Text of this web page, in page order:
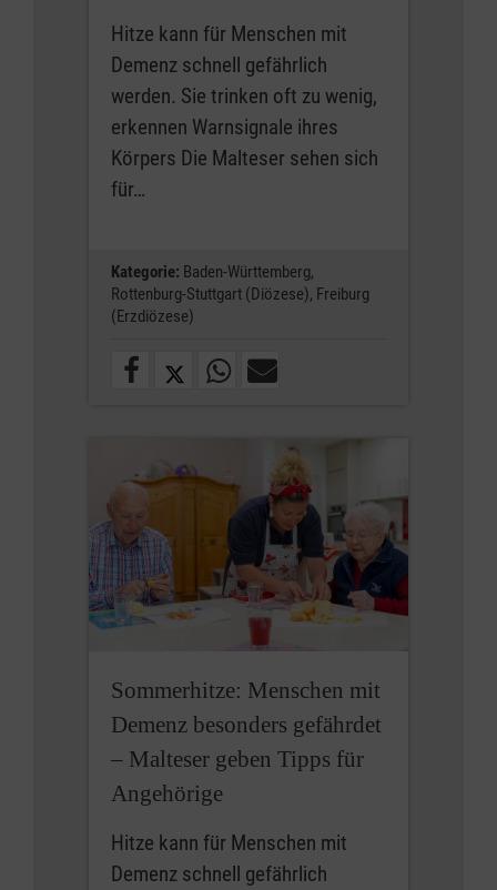
Hitze kann für Menschen mit
Demenz schnell gefährlich
werden. Sie trinken oft zu wenig,
erkennen Warnsignale ihres
Körpers Die Malteser sehen sich
für…
Kategorie: Baden-Württemberg,
Rottenburg-Stuttgart (Diözese), Freiburg
(Erzdiözese)
Sommerhitze: Menschen mit
Demenz besonders gefährdet
– Malteser geben Tipps für
Angehörige
Hitze kann für Menschen mit
Demenz schnell gefährlich